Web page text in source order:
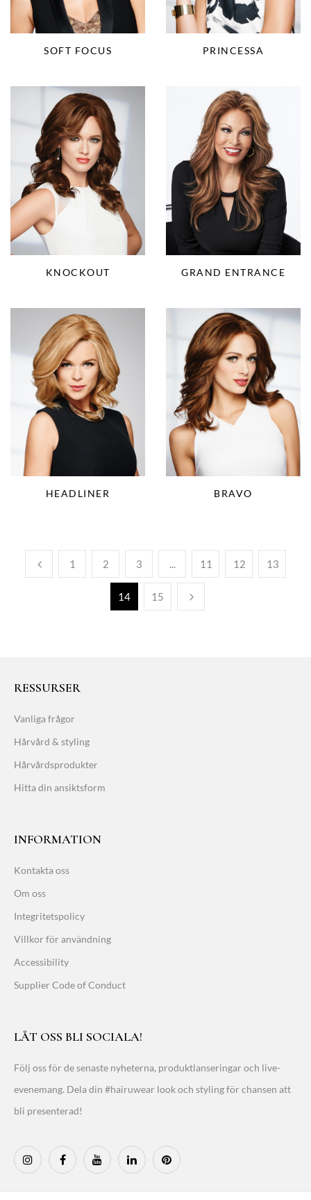
SOFT FOCUS PRINCESSA
KNOCKOUT GRAND ENTRANCE
HEADLINER BRAVO
1 2 3 ... 11 12 13
14 15
RESSURSER
Vanliga frågor
Hårvård & styling
Hårvårdsprodukter
Hitta din ansiktsform
INFORMATION
Kontakta oss
Om oss
Integritetspolicy
Villkor för användning
Accessibility
Supplier Code of Conduct
LÅT OSS BLI SOCIALA!
Följ oss för de senaste nyheterna, produktlanseringar och live-
evenemang. Dela din #hairuwear look och styling för chansen att
bli presenterad!